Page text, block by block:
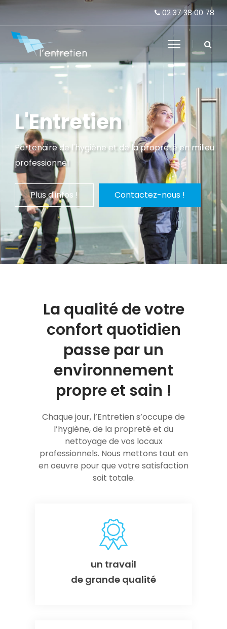
02 37 38 00 78
L'Entretien
Partenaire de l'hygiène et de la propreté en milieu
professionnel
Plus d'infos ! Contactez-nous !
La qualité de votre
confort quotidien
passe par un
environnement
propre et sain !
Chaque jour, l’Entretien s’occupe de
l’hygiène, de la propreté et du
nettoyage de vos locaux
professionnels. Nous mettons tout en
en oeuvre pour que votre satisfaction
soit totale.
un travail
de grande qualité